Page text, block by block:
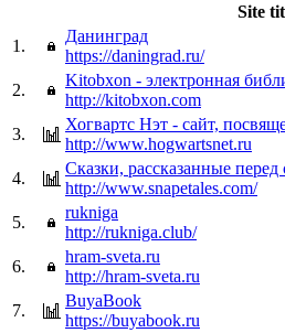
Site
1.
Данинград
https://daningrad.ru/
2.
Kitobxon - электронная
http://kitobxon.com
3.
Хогвартс Нэт - сайт,
http://www.hogwartsnet.ru
4.
Сказки, рассказанные
http://www.snapetales.com/
5.
rukniga
http://rukniga.club/
6.
hram-sveta.ru
http://hram-sveta.ru
7.
BuyaBook
https://buyabook.ru